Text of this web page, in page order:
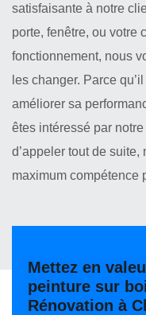
satisfaisante à notre
porte, fenêtre, ou votre
fonctionnement, nous
les changer. Parce
améliorer sa
êtes intéressé par
d’appeler tout de
maximum compétence
Mettez en
peinture sur
Rénovation à